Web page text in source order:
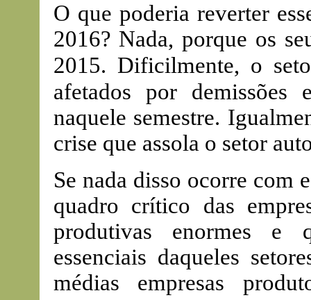
O que poderia reverter
2016? Nada, porque os
2015. Dificilmente, o
afetados por demissões
naquele semestre.
crise que assola o setor
Se nada disso ocorre com
quadro crítico das
produtivas enormes e
essenciais daqueles
médias empresas